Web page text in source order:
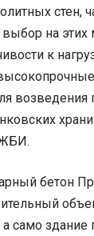
стен,
на этих
к
возведения
ЖБИ.
бетон
само здание